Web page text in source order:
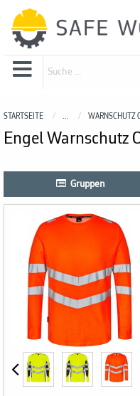
STARTSEITE ... WARNSCHUTZ
Engel Warnschutz
Gruppen